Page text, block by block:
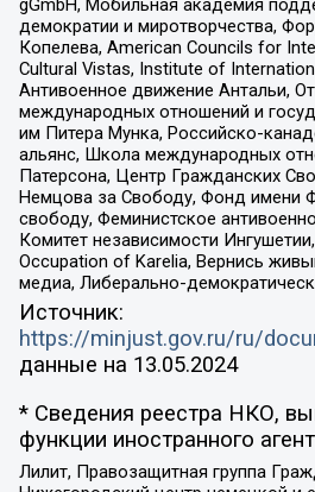
gGmbH, Мобильная академия
демократии и миротворчества,
Копелева, American Councils for
Cultural Vistas, Institute of
Антивоенное движение Антальи,
международных отношений и
им Питера Мунка, Российско-
альянс, Школа международных
Патерсона, Центр Гражданских
Немцова за Свободу, Фонд имени
свободу, Феминистское
Комитет независимости
Occupation of Karelia, Вернись
медиа, Либерально-
Источник:
https://minjust.gov.ru/ru/
данные на 13.05.2024
* Сведения реестра НКО,
функции иностранного
Лилит, Правозащитная группа